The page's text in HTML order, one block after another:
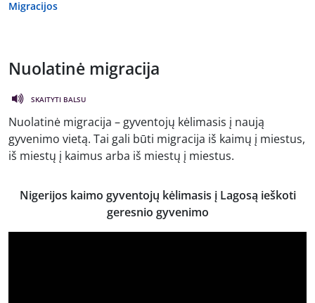
Migracijos
Nuolatinė migracija
SKAITYTI BALSU
Nuolatinė migracija – gyventojų kėlimasis į naują
gyvenimo vietą. Tai gali būti migracija iš kaimų į miestus,
iš miestų į kaimus arba iš miestų į miestus.
Nigerijos kaimo gyventojų kėlimasis į Lagosą ieškoti
geresnio gyvenimo